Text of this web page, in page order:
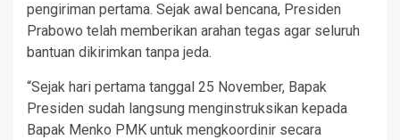
pengiriman pertama. Sejak awal bencana, Presiden
Prabowo telah memberikan arahan tegas agar seluruh
bantuan dikirimkan tanpa jeda.
“Sejak hari pertama tanggal 25 November, Bapak
Presiden sudah langsung menginstruksikan kepada
Bapak Menko PMK untuk mengkoordinir secara